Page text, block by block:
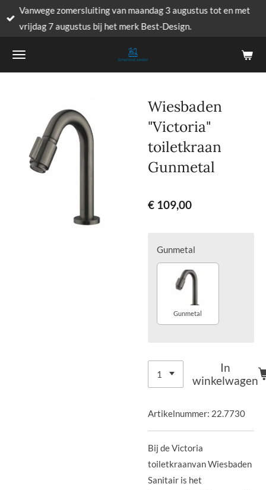
Ga
direct
de
Vanwege zomersluiting van maandag 3 augustus tot en met
vrijdag 7 augustus bij het merk Best-Design.
Wiesbaden
"Victoria"
toiletkraan
Gunmetal
€ 109,00
Gunmetal
Gunmetal
In
winkelwagen
Artikelnummer: 22.7730
Bij de Victoria
toiletkraanvan Wiesbaden
Sanitair is het